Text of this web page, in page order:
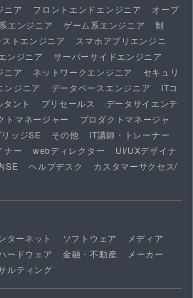
ニア フロントエンドエンジニア
オープ
エンジニア ゲーム系エンジニア
制
トエンジニア
スマホアプリエンジニ
ンジニア
サーバーサイドエンジニア
ニア ネットワークエンジニア
セキュリ
ンジニア データベースエンジニア
ITコ
ント プリセールス
データサイエンテ
トマネージャー
プロダクトマネージャ
リッジSE その他
IT講師・トレーナー
ナー webディレクター
UI/UXデザイナ
SE ヘルプデスク
カスタマーサクセス/
ターネット ソフトウェア
メディア
ードウェア 金融・不動産
メーカー
ルティング